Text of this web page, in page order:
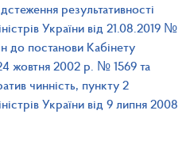
результативності
України від 21.08.2019 №
до постанови Кабінету
жовтня 2002 р. № 1569 та
чинність, пункту 2
України від 9 липня 2008